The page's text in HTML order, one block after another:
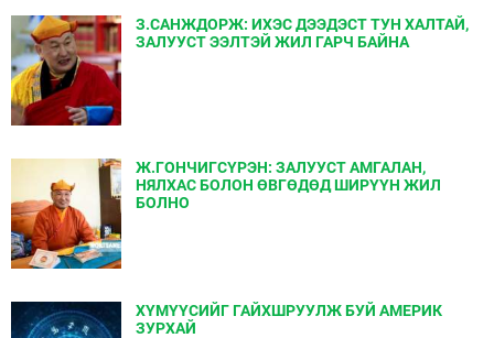
З.САНЖДОРЖ: ИХЭС ДЭЭДЭСТ ТУН ХАЛТАЙ,
ЗАЛУУСТ ЭЭЛТЭЙ ЖИЛ ГАРЧ БАЙНА
Ж.ГОНЧИГСҮРЭН: ЗАЛУУСТ АМГАЛАН,
НЯЛХАС БОЛОН ӨВГӨДӨД ШИРҮҮН ЖИЛ
БОЛНО
ХҮМҮҮСИЙГ ГАЙХШРУУЛЖ БУЙ АМЕРИК
ЗУРХАЙ